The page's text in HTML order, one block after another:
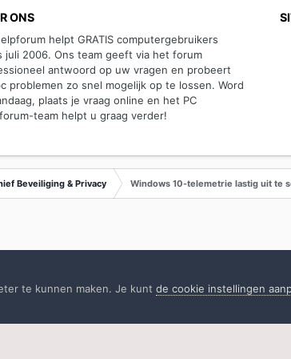
ONS
helpt GRATIS computergebruikers
juli 2006. Ons team geeft via het forum
antwoord op uw vragen en probeert
problemen zo snel mogelijk op te lossen. Word
plaats je vraag online en het PC
team helpt u graag verder!
Beveiliging & Privacy Windows 10-telemetrie lastig uit te
te kunnen maken. Je kuntde cookie instellingen